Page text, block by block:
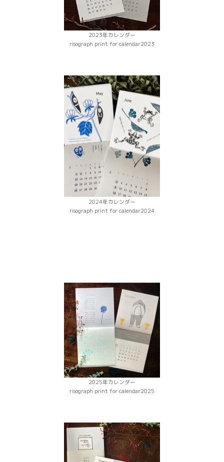
2023年カレンダー
risograph print for calendar2023
2024年カレンダー
risograph print for calendar2024
2025年カレンダー
risograph print for calendar2025